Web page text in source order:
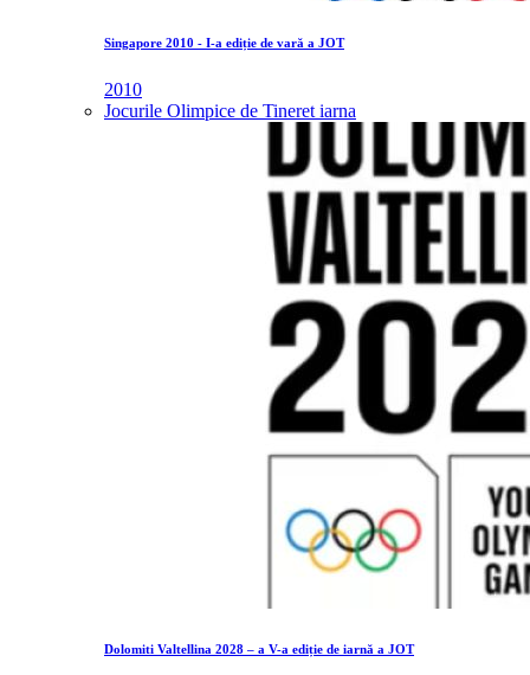
Singapore 2010 - I-a ediție de vară a JOT
2010
Jocurile Olimpice de Tineret iarna
Dolomiti Valtellina 2028 – a V-a ediție de iarnă a JOT